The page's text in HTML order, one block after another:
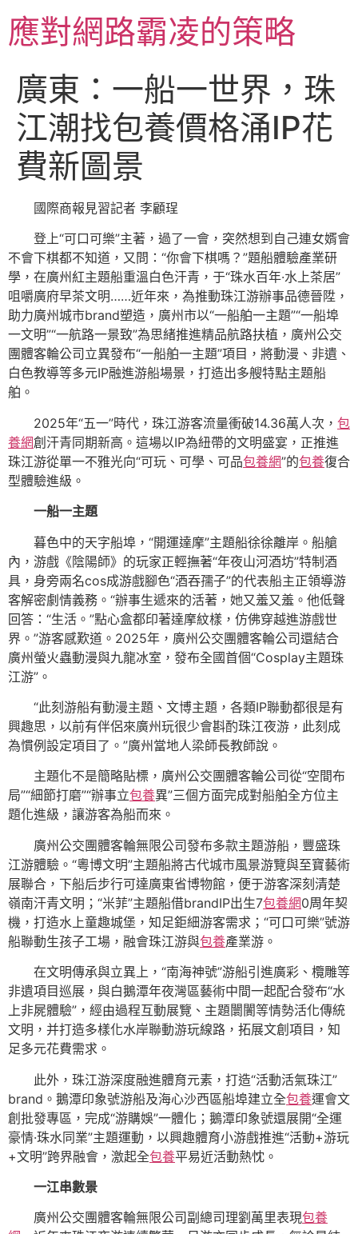
主應對網路霸凌的策略
廣東：一船一世界，珠
江潮找包養價格涌IP花
費新圖景
國際商報見習記者 李顧珵
登上“可口可樂”主著，過了一會，突然想到自己連女婿會
不會下棋都不知道，又問：“你會下棋嗎？”題船體驗產業研
學，在廣州紅主題船重溫白色汗青，于“珠水百年·水上茶居”
咀嚼廣府早茶文明……近年來，為推動珠江游辦事品德晉陞，
助力廣州城市brand塑造，廣州市以“一船舶一主題”“一船埠
一文明”“一航路一景致”為思緒推進精品航路扶植，廣州公交
團體客輪公司立異發布“一船舶一主題”項目，將動漫、非遺、
白色教導等多元IP融進游船場景，打造出多艘特點主題船
舶。
2025年“五一”時代，珠江游客流量衝破14.36萬人次， 包
養網創汗青同期新高。這場以IP為紐帶的文明盛宴，正推進
珠江游從單一不雅光向“可玩、可學、可品包養網”的包養復合
型體驗進級。
一船一主題
暮色中的天字船埠，“開運達摩”主題船徐徐離岸。船艙
內，游戲《陰陽師》的玩家正輕撫著“年夜山河酒坊”特制酒
具，身旁兩名cos成游戲腳色“酒吞孺子”的代表船主正領導游
客解密劇情義務。“辦事生遞來的活著，她又羞又羞。他低聲
回答：“生活。”點心盒都印著達摩紋樣，仿佛穿越進游戲世
界。”游客感歎道。2025年，廣州公交團體客輪公司還結合
廣州螢火蟲動漫與九龍冰室，發布全國首個“Cosplay主題珠
江游”。
“此刻游船有動漫主題、文博主題，各類IP聯動都很是有
興趣思，以前有伴侶來廣州玩很少會斟酌珠江夜游，此刻成
為慣例設定項目了。”廣州當地人梁師長教師說。
主題化不是簡略貼標，廣州公交團體客輪公司從“空間布
局”“細節打磨”“辦事立包養異”三個方面完成對船舶全方位主
題化進級，讓游客為船而來。
廣州公交團體客輪無限公司發布多款主題游船，豐盛珠
江游體驗。“粵博文明”主題船將古代城市風景游覽與至寶藝術
展聯合，下船后步行可達廣東省博物館，便于游客深刻清楚
嶺南汗青文明；“米菲”主題船借brandIP出生7包養網0周年契
機，打造水上童趣城堡，知足鉅細游客需求；“可口可樂”號游
船聯動生孩子工場，融會珠江游與包養產業游。
在文明傳承與立異上，“南海神號”游船引進廣彩、欖雕等
非遺項目巡展，與白鵝潭年夜灣區藝術中間一起配合發布“水
上非屍體驗”，經由過程互動展覽、主題闤闠等情勢活化傳統
文明，并打造多樣化水岸聯動游玩線路，拓展文創項目，知
足多元花費需求。
此外，珠江游深度融進體育元素，打造“活動活氣珠江”
brand。鵝潭印象號游船及海心沙西區船埠建立全包養運會文
創批發專區，完成“游購娛”一體化；鵝潭印象號還展開“全運
豪情·珠水同業”主題運動，以興趣體育小游戲推進“活動+游玩
+文明”跨界融會，激起全包養平易近活動熱忱。
一江串數景
廣州公交團體客輪無限公司副總司理劉萬里表現包養